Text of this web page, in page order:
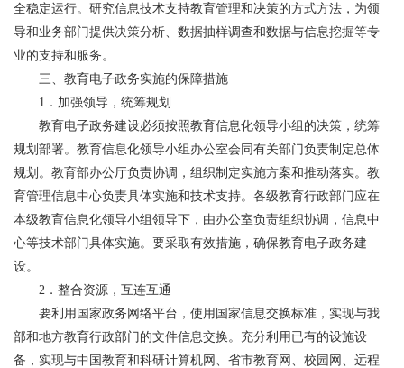
全稳定运行。研究信息技术支持教育管理和决策的方式方法，为领
导和业务部门提供决策分析、数据抽样调查和数据与信息挖掘等专
业的支持和服务。
三、教育电子政务实施的保障措施
1．加强领导，统筹规划
教育电子政务建设必须按照教育信息化领导小组的决策，统筹
规划部署。教育信息化领导小组办公室会同有关部门负责制定总体
规划。教育部办公厅负责协调，组织制定实施方案和推动落实。教
育管理信息中心负责具体实施和技术支持。各级教育行政部门应在
本级教育信息化领导小组领导下，由办公室负责组织协调，信息中
心等技术部门具体实施。要采取有效措施，确保教育电子政务建
设。
2．整合资源，互连互通
要利用国家政务网络平台，使用国家信息交换标准，实现与我
部和地方教育行政部门的文件信息交换。充分利用已有的设施设
备，实现与中国教育和科研计算机网、省市教育网、校园网、远程